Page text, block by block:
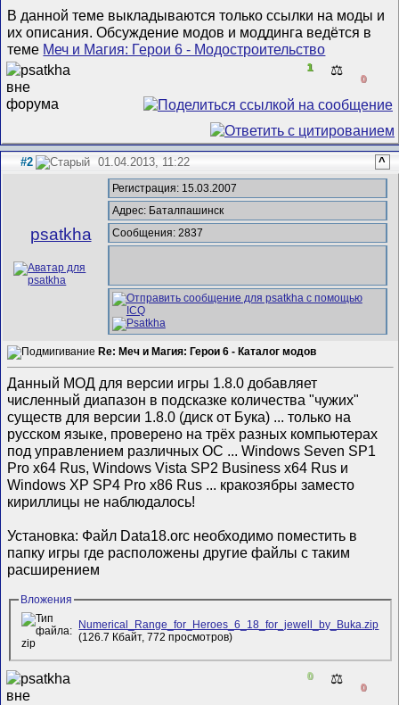
В данной теме выкладываются только ссылки на моды и
их описания. Обсуждение модов и моддинга ведётся в
теме Меч и Магия: Герои 6 - Модостроительство
1 ⚖️
0
#2 01.04.2013, 11:22 ^
psatkha
Регистрация: 15.03.2007
Адрес: Баталпашинск
Сообщения: 2837
Re: Меч и Магия: Герои 6 - Каталог модов
Данный МОД для версии игры 1.8.0 добавляет
численный диапазон в подсказке количества "чужих"
существ для версии 1.8.0 (диск от Бука) ... только на
русском языке, проверено на трёх разных компьютерах
под управлением различных ОС ... Windows Seven SP1
Pro x64 Rus, Windows Vista SP2 Business x64 Rus и
Windows XP SP4 Pro x86 Rus ... кракозябры заместо
кириллицы не наблюдалось!
Установка: Файл Data18.orc необходимо поместить в
папку игры где расположены другие файлы с таким
расширением
Вложения
Numerical_Range_for_Heroes_6_18_for_jewell_by_Buka.zip
(126.7 Кбайт, 772 просмотров)
0 ⚖️
0